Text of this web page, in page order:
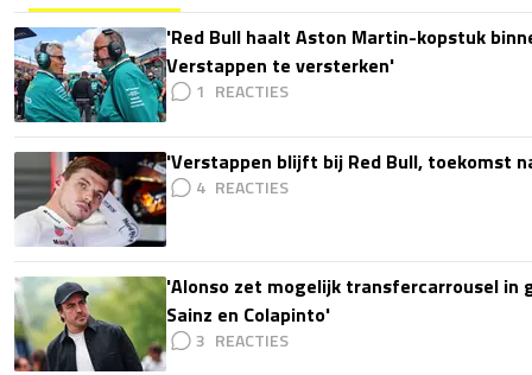
'Red Bull haalt Aston Martin-kopstuk
Verstappen te versterken'
1
'Verstappen blijft bij Red Bull, toekomst
4
'Alonso zet mogelijk transfercarrousel in
Sainz en Colapinto'
3